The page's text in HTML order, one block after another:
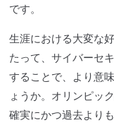
です。
生涯における大変な
たって、サイバーセ
することで、より意
ょうか。オリンピッ
確実にかつ過去より